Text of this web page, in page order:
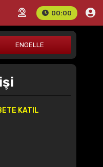
00:00
KATIL